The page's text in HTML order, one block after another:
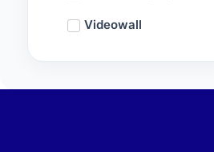
Videowall